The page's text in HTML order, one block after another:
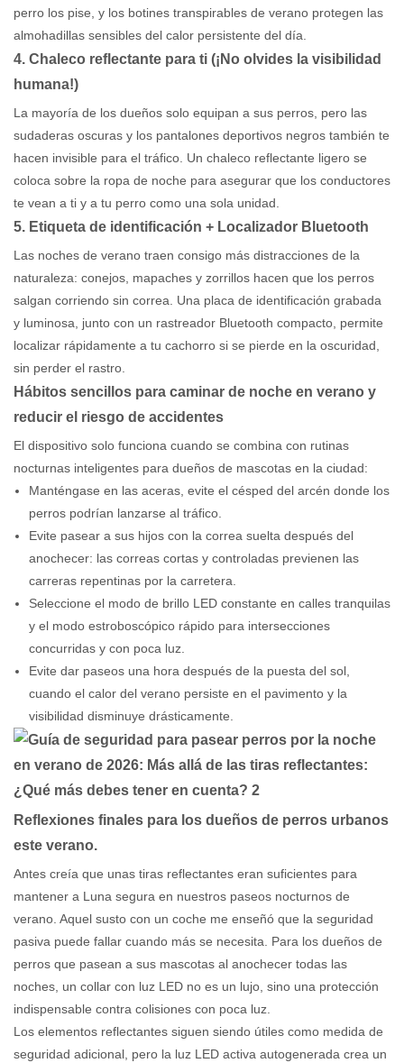
perro los pise, y los botines transpirables de verano protegen las
almohadillas sensibles del calor persistente del día.
4. Chaleco reflectante para ti (¡No olvides la visibilidad
humana!)
La mayoría de los dueños solo equipan a sus perros, pero las
sudaderas oscuras y los pantalones deportivos negros también te
hacen invisible para el tráfico. Un chaleco reflectante ligero se
coloca sobre la ropa de noche para asegurar que los conductores
te vean a ti y a tu perro como una sola unidad.
5. Etiqueta de identificación + Localizador Bluetooth
Las noches de verano traen consigo más distracciones de la
naturaleza: conejos, mapaches y zorrillos hacen que los perros
salgan corriendo sin correa. Una placa de identificación grabada
y luminosa, junto con un rastreador Bluetooth compacto, permite
localizar rápidamente a tu cachorro si se pierde en la oscuridad,
sin perder el rastro.
Hábitos sencillos para caminar de noche en verano y
reducir el riesgo de accidentes
El dispositivo solo funciona cuando se combina con rutinas
nocturnas inteligentes para dueños de mascotas en la ciudad:
Manténgase en las aceras, evite el césped del arcén donde los
perros podrían lanzarse al tráfico.
Evite pasear a sus hijos con la correa suelta después del
anochecer: las correas cortas y controladas previenen las
carreras repentinas por la carretera.
Seleccione el modo de brillo LED constante en calles tranquilas
y el modo estroboscópico rápido para intersecciones
concurridas y con poca luz.
Evite dar paseos una hora después de la puesta del sol,
cuando el calor del verano persiste en el pavimento y la
visibilidad disminuye drásticamente.
Reflexiones finales para los dueños de perros urbanos
este verano.
Antes creía que unas tiras reflectantes eran suficientes para
mantener a Luna segura en nuestros paseos nocturnos de
verano. Aquel susto con un coche me enseñó que la seguridad
pasiva puede fallar cuando más se necesita. Para los dueños de
perros que pasean a sus mascotas al anochecer todas las
noches, un collar con luz LED no es un lujo, sino una protección
indispensable contra colisiones con poca luz.
Los elementos reflectantes siguen siendo útiles como medida de
seguridad adicional, pero la luz LED activa autogenerada crea un